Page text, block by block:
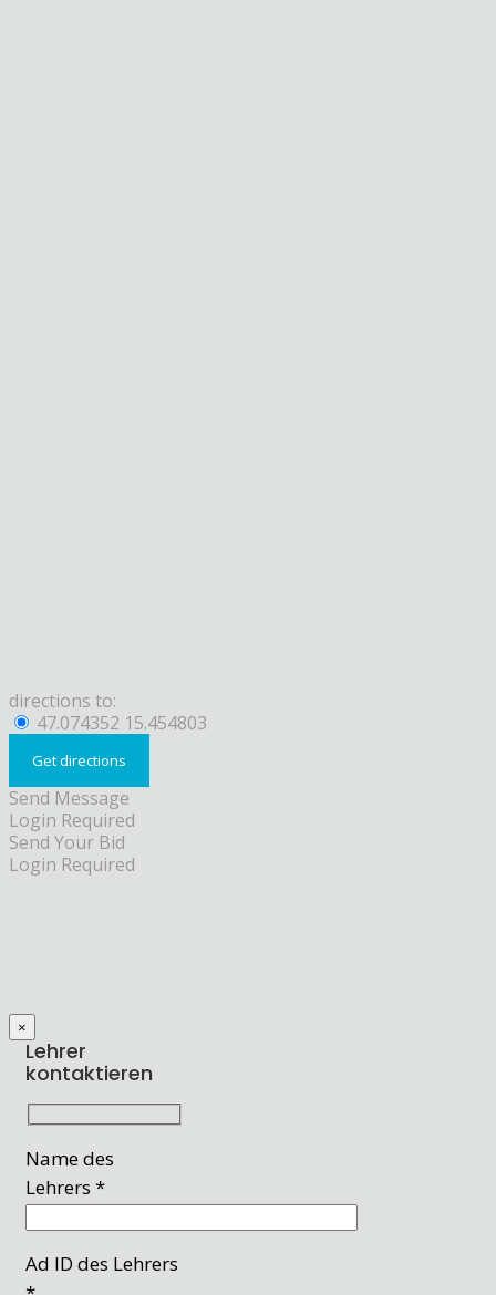
directions to:
47.074352 15.454803
Send Message
Login Required
Send Your Bid
Login Required
×
Lehrer
kontaktieren
Name des
Lehrers *
Ad ID des Lehrers